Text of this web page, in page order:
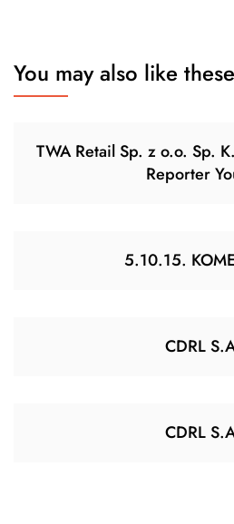
You may also like these
TWA Retail Sp. z o.o. Sp.
Reporter
5.10.15.
CDRL
CDRL